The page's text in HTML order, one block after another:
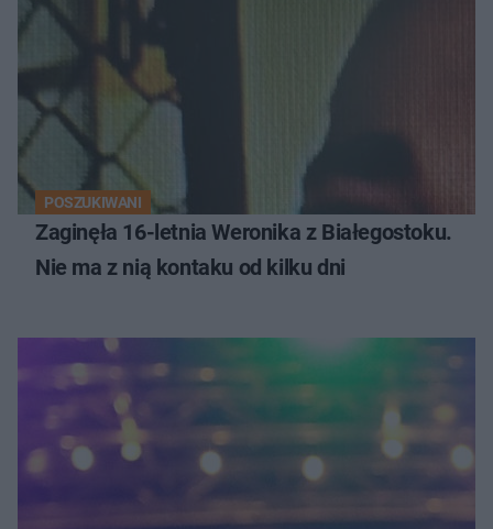
POSZUKIWANI
Zaginęła 16-letnia Weronika z Białegostoku.
Nie ma z nią kontaku od kilku dni